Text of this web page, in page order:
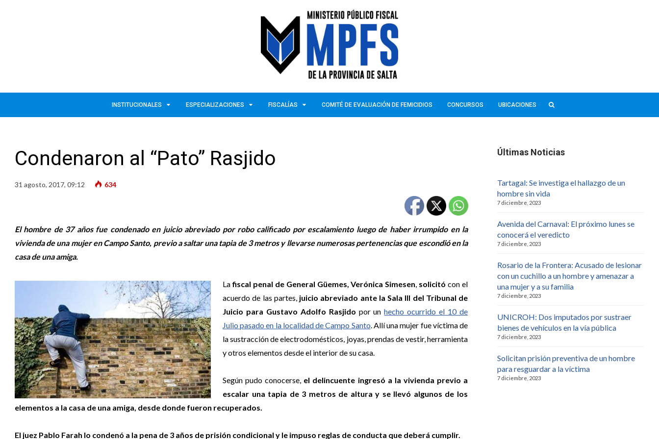
INSTITUCIONALES ESPECIALIZACIONES FISCALÍAS COMITÉ DE EVALUACIÓN DE FEMICIDIOS CONCURSOS UBICACIONES
Condenaron al “Pato” Rasjido
31 agosto, 2017, 09:12 634
El hombre de 37 años fue condenado en juicio abreviado por robo calificado por escalamiento luego de haber irrumpido en la
vivienda de una mujer en Campo Santo, previo a saltar una tapia de 3 metros y llevarse numerosas pertenencias que escondió en la
casa de una amiga.
Lafiscal penal de General Güemes, Verónica Simesen solicitó con el
acuerdo de las partes, juicio abreviado ante la Sala III del Tribunal de
Juicio para Gustavo Adolfo Rasjido por unhecho ocurrido el 10 de
Julio pasado en la localidad de Campo Santo . Allí una mujer fue víctima de
la sustracción de electrodomésticos, joyas, prendas de vestir, herramienta
y otros elementos desde el interior de su casa.
Según pudo conocerse, el delincuente ingresó a la vivienda previo a
escalar una tapia de 3 metros de altura y se llevó algunos de los
elementos a la casa de una amiga, desde donde fueron recuperados.
El juez Pablo Farah lo condenó a la pena de 3 años de prisión condicional y le impuso reglas de conducta que deberá cumplir.
Últimas Noticias
Tartagal: Se investiga el hallazgo de un
hombre sin vida
7 diciembre, 2023
Avenida del Carnaval: El próximo lunes se
conocerá el veredicto
7 diciembre, 2023
Rosario de la Frontera: Acusado de lesionar
con un cuchillo a un hombre y amenazar a
una mujer y a su familia
7 diciembre, 2023
UNICROH: Dos imputados por sustraer
bienes de vehículos en la vía pública
7 diciembre, 2023
Solicitan prisión preventiva de un hombre
para resguardar a la víctima
7 diciembre, 2023